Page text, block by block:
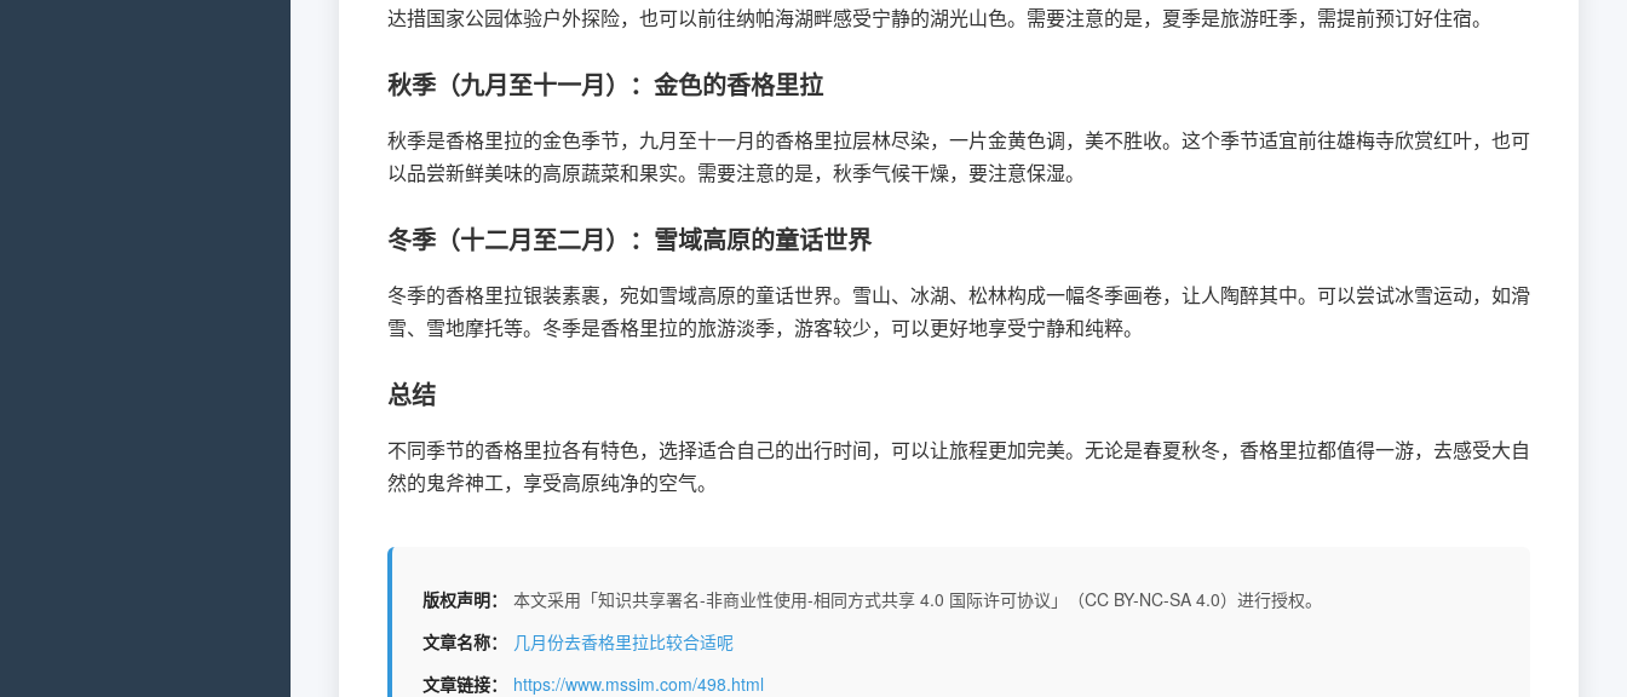
达措国家公园体验户外探险，也可以前往纳帕海湖畔感受宁静的湖光山色。需要注意的是，夏季是旅游旺季，需提前预订好住宿。
秋季（九月至十一月）：金色的香格里拉
秋季是香格里拉的金色季节，九月至十一月的香格里拉层林尽染，一片金黄色调，美不胜收。这个季节适宜前往雄梅寺欣赏红叶，也可
以品尝新鲜美味的高原蔬菜和果实。需要注意的是，秋季气候干燥，要注意保湿。
冬季（十二月至二月）：雪域高原的童话世界
冬季的香格里拉银装素裹，宛如雪域高原的童话世界。雪山、冰湖、松林构成一幅冬季画卷，让人陶醉其中。可以尝试冰雪运动，如滑
雪、雪地摩托等。冬季是香格里拉的旅游淡季，游客较少，可以更好地享受宁静和纯粹。
总结
不同季节的香格里拉各有特色，选择适合自己的出行时间，可以让旅程更加完美。无论是春夏秋冬，香格里拉都值得一游，去感受大自
然的鬼斧神工，享受高原纯净的空气。
版权声明：
本文采用「知识共享署名-非商业性使用-相同方式共享 4.0 国际许可协议」（CC BY-NC-SA 4.0）进行授权。
文章名称：
几月份去香格里拉比较合适呢
文章链接：
https://www.mssim.com/498.html